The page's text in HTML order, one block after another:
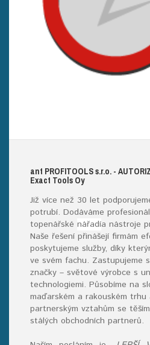
ant PROFITOOLSs.r.o. -
Exact Tools Oy
Již více než 30 let
potrubí. Dodáváme
topenářské nářadía nástroje
Naše řešení přinášejí firmám
poskytujeme služby, díky
ve svém fachu. Zastupujeme
značky – světové výrobce s
technologiemi. Působíme na
maďarském a rakouském trhu
partnerským vztahům se
stálých obchodních partnerů.